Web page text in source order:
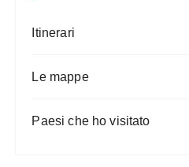
Itinerari
Le mappe
Paesi che ho visitato